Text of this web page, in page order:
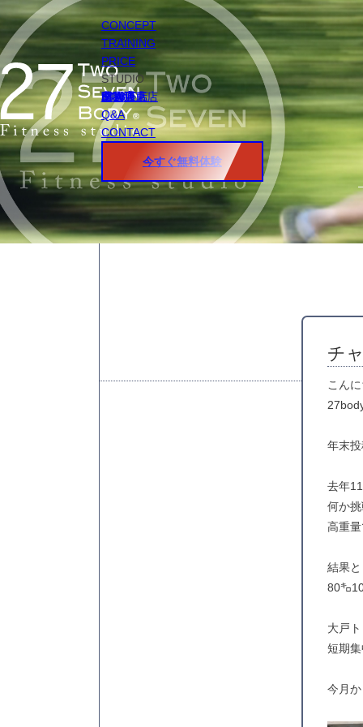
CONCEPT
TRAINING
PRICE
STUDIO
円山店
白石店
桑園店
北18条店
宮の沢店
環状通東店
STAFF
Q&A
CONTACT
今すぐ無料体験
チ
こん
年末
去年
何か
高重
結果
80㌔
大戸
短期
今月